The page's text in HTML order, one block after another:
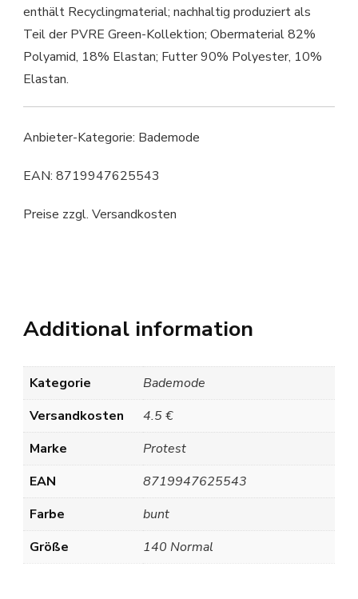
enthält Recyclingmaterial; nachhaltig produziert als
Teil der PVRE Green-Kollektion; Obermaterial 82%
Polyamid, 18% Elastan; Futter 90% Polyester, 10%
Elastan.
Anbieter-Kategorie: Bademode
EAN: 8719947625543
Preise zzgl. Versandkosten
Additional information
Kategorie
Bademode
Versandkosten
4.5 €
Marke
Protest
EAN
8719947625543
Farbe
bunt
Größe
140 Normal